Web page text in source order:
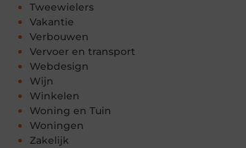
Tweewielers
Vakantie
Verbouwen
Vervoer en transport
Webdesign
Wijn
Winkelen
Woning en Tuin
Woningen
Zakelijk